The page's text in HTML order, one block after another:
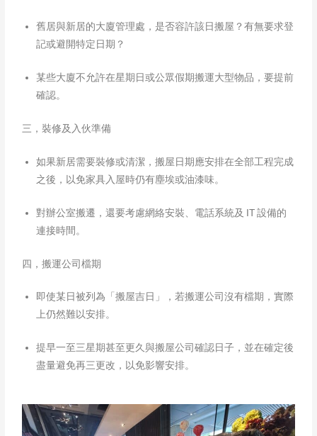
舊居與新居的大廈管理處，是否容許該日搬屋？有無要求登
記或避開特定日期？
某些大廈不允許在星期日或公眾假期搬運大型物品，要提前
確認。
三，裝修及入伙準備
如果新居需要裝修或清潔，搬屋日期應安排在全部工程完成
之後，以免家具入屋時仍有塵埃或油漆味。
對辦公室搬遷，還要考慮網絡安裝、電話系統及 IT 設備的
連接時間。
四，搬運公司檔期
即使某日被列為「搬屋吉日」，若搬運公司沒有檔期，實際
上仍然難以安排。
提早一至三星期甚至更久與搬屋公司確認日子，並在確定後
盡量避免再三更改，以免影響安排。